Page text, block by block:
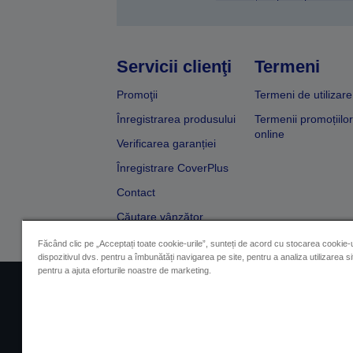
Servicii clienţi
Promoţii
Înregistrarea produsului
Verificarea garanției
Înregistrare CoverPlus
Contact
Căutare vânzător
Termeni
Termeni de utilizare
Termenii promoțiilor
online
Făcând clic pe „Acceptați toate cookie-urile”, sunteți de acord cu stocarea cookie-
dispozitivul dvs. pentru a îmbunătăți navigarea pe site, pentru a analiza utilizarea
pentru a ajuta eforturile noastre de marketing.